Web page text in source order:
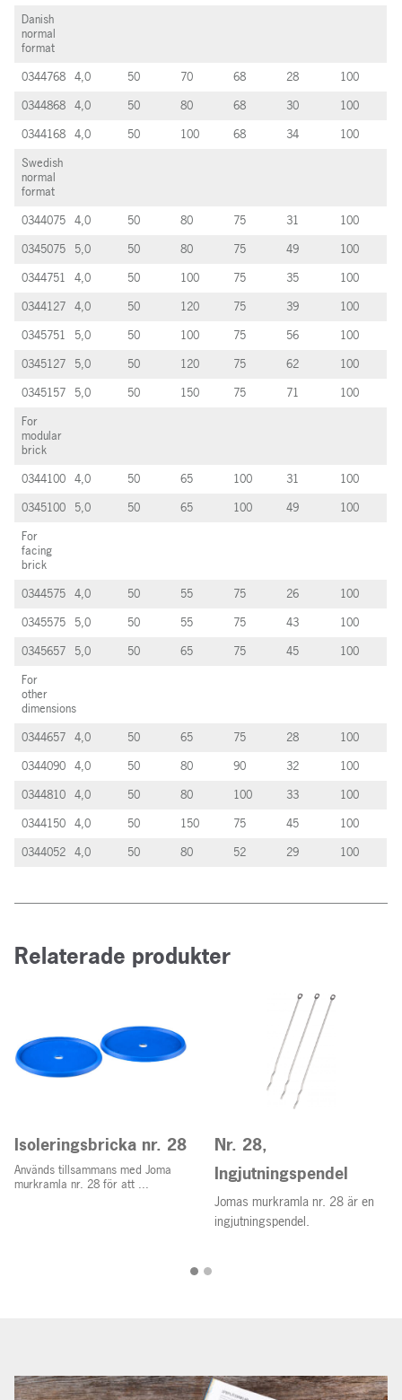
Danish
normal
format
0344768 4,0 50 70 68 28
100
0344868 4,0 50 80 68 30
100
0344168 4,0 50 100 68 34
100
Swedish
normal
format
0344075 4,0 50 80 75 31
100
0345075
5,0 50 80 75 49
100
0344751
4,0 50 100 75 35
100
0344127 4,0 50 120 75 39
100
0345751
5,0 50 100 75 56
100
0345127
5,0 50 120 75 62
100
0345157
5,0 50 150 75 71
100
For
modular
brick
0344100 4,0 50 65 100 31
100
0345100
5,0 50 65 100 49
100
For
facing
brick
0344575 4,0 50 55 75 26
100
0345575
5,0 50 55 75 43
100
0345657
5,0 50 65 75 45
100
For
other
dimensions
0344657 4,0 50 65 75 28
100
0344090 4,0 50 80 90 32
100
0344810 4,0 50 80 100 33
100
0344150 4,0 50 150 75 45
100
0344052 4,0 50 80 52 29 100
Relaterade produkter
Isoleringsbricka nr. 28
Används tillsammans med Joma
murkramla nr. 28 för att ...
Nr. 28,
Ingjutningspendel
Jomas murkramla nr. 28 är en
ingjutningspendel.